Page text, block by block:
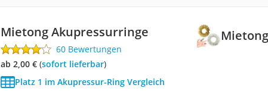
Mietong Akupressurringe
60 Bewertungen
ab 2,00 €( Sofort lieferbar)
Platz 1 im Akupressur-Ring Vergleich